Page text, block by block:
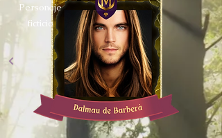
Personaje
ficticio